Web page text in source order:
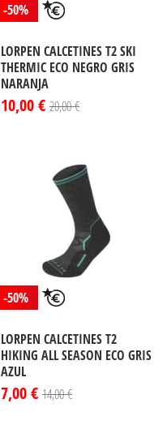
-50%
LORPEN CALCETINES T2 SKI
THERMIC ECO NEGRO GRIS
NARANJA
10,00 € 20,00 €
-50%
LORPEN CALCETINES T2
HIKING ALL SEASON ECO GRIS
AZUL
7,00 € 14,00 €